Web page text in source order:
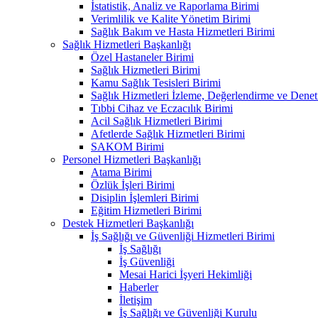
İstatistik, Analiz ve Raporlama Birimi
Verimlilik ve Kalite Yönetim Birimi
Sağlık Bakım ve Hasta Hizmetleri Birimi
Sağlık Hizmetleri Başkanlığı
Özel Hastaneler Birimi
Sağlık Hizmetleri Birimi
Kamu Sağlık Tesisleri Birimi
Sağlık Hizmetleri İzleme, Değerlendirme ve
Tıbbi Cihaz ve Eczacılık Birimi
Acil Sağlık Hizmetleri Birimi
Afetlerde Sağlık Hizmetleri Birimi
SAKOM Birimi
Personel Hizmetleri Başkanlığı
Atama Birimi
Özlük İşleri Birimi
Disiplin İşlemleri Birimi
Eğitim Hizmetleri Birimi
Destek Hizmetleri Başkanlığı
İş Sağlığı ve Güvenliği Hizmetleri Birimi
İş Sağlığı
İş Güvenliği
Mesai Harici İşyeri Hekimliği
Haberler
İletişim
İş Sağlığı ve Güvenliği Kurulu